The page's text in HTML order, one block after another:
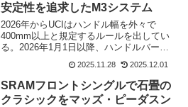
安定性を追求したM3システム
2026年からUCIはハンドル幅を外々で
400mm以上と規定するルールを出してい
る。2026年1月1日以降、ハンドルバーの
幅は少なくとも400mm以上でなければな
らないが、最小内幅は320mmから280mm
と少しだけ緩和されている。それでも...
2025.11.28 2025.12.01
SRAMフロントシングルで石畳の
クラシックをマッズ・ピーダスン